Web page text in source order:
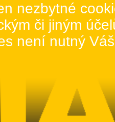
nezbytné
či jiným
není nutný